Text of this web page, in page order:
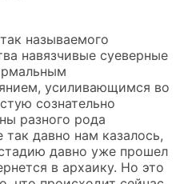
называемого
навязчивые суеверные
усиливающимся во
сознательно
разного рода
давно нам казалось,
давно уже прошел
в архаику. Но это